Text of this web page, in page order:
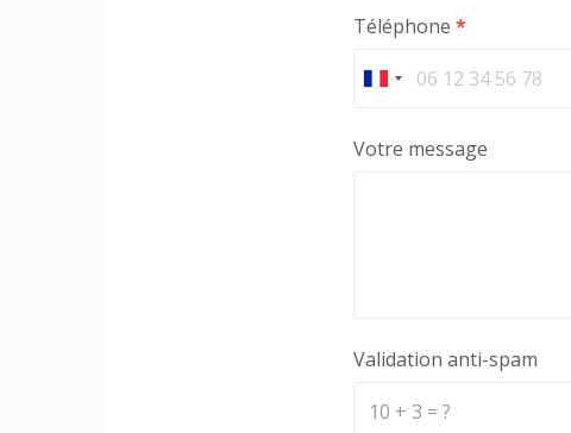
Téléphone *
Votre message
Validation anti-spam